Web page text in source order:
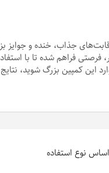
جذاب، خنده و
فرصتی فراهم شده تا با
این کمپین بزرگ شوید،
نوع استفاده